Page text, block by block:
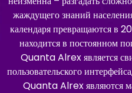
жаждущего знаний
календаря превращаются в
находится в постоянном
Quanta Alrex является
пользовательского
Quanta Alrex являются